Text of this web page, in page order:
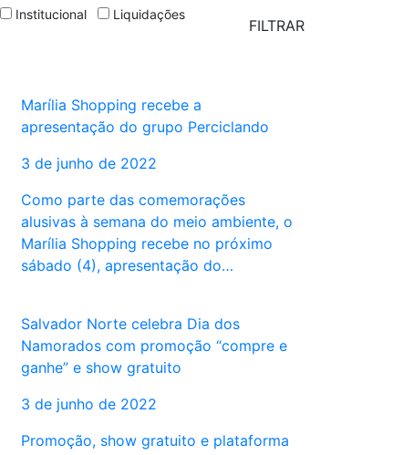
Institucional
Liquidações
Marília Shopping recebe a
apresentação do grupo Perciclando
3 de junho de 2022
Como parte das comemorações
alusivas à semana do meio ambiente, o
Marília Shopping recebe no próximo
sábado (4), apresentação do…
Salvador Norte celebra Dia dos
Namorados com promoção “compre e
ganhe” e show gratuito
3 de junho de 2022
Promoção, show gratuito e plataforma